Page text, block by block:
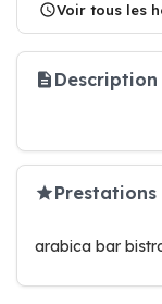
Voir tous les
Description
Prestations
arabica bar